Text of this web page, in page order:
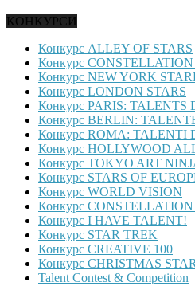
КОНКУРСИ
Конкурс ALLEY OF STARS
Конкурс
Конкурс NEW YORK
Конкурс LONDON STARS
Конкурс PARIS: TALENTS
Конкурс BERLIN:
Конкурс ROMA: TALENTI
Конкурс HOLLYWOOD
Конкурс TOKYO ART
Конкурс STARS OF
Конкурс WORLD VISION
Конкурс
Конкурс I HAVE TALENT!
Конкурс STAR TREK
Конкурс CREATIVE 100
Конкурс CHRISTMAS
Talent Contest & Competition